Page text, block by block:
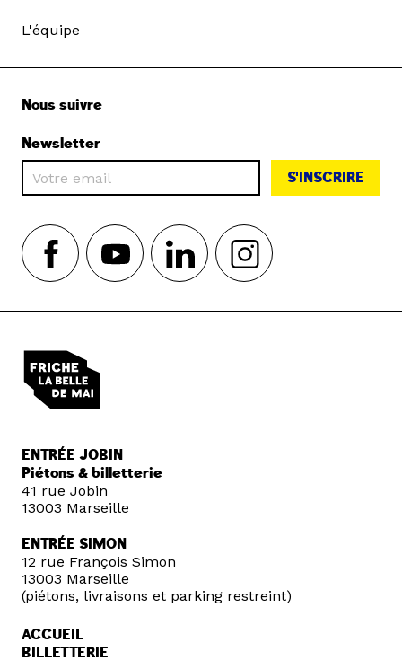
L'équipe
Nous suivre
Newsletter
S'INSCRIRE
ENTRÉE JOBIN
Piétons & billetterie
41 rue Jobin
13003 Marseille
ENTRÉE SIMON
12 rue François Simon
13003 Marseille
(piétons, livraisons et parking restreint)
ACCUEIL
BILLETTERIE